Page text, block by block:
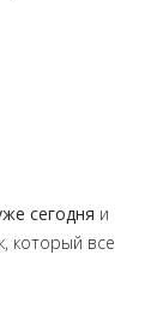
сегодня и
который все